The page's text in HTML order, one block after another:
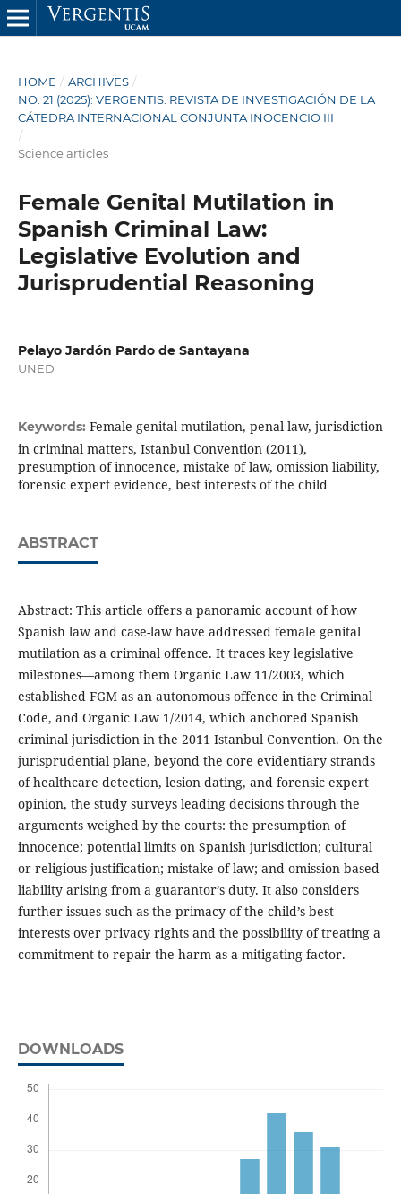
HOME / ARCHIVES /
NO. 21 (2025): VERGENTIS. REVISTA DE INVESTIGACIÓN DE LA
CÁTEDRA INTERNACIONAL CONJUNTA INOCENCIO III
/
Science articles
Female Genital Mutilation in
Spanish Criminal Law:
Legislative Evolution and
Jurisprudential Reasoning
Pelayo Jardón Pardo de Santayana
UNED
Keywords: Female genital mutilation, penal law, jurisdiction
in criminal matters, Istanbul Convention (2011),
presumption of innocence, mistake of law, omission liability,
forensic expert evidence, best interests of the child
ABSTRACT
Abstract: This article offers a panoramic account of how
Spanish law and case-law have addressed female genital
mutilation as a criminal offence. It traces key legislative
milestones—among them Organic Law 11/2003, which
established FGM as an autonomous offence in the Criminal
Code, and Organic Law 1/2014, which anchored Spanish
criminal jurisdiction in the 2011 Istanbul Convention. On the
jurisprudential plane, beyond the core evidentiary strands
of healthcare detection, lesion dating, and forensic expert
opinion, the study surveys leading decisions through the
arguments weighed by the courts: the presumption of
innocence; potential limits on Spanish jurisdiction; cultural
or religious justification; mistake of law; and omission-based
liability arising from a guarantor’s duty. It also considers
further issues such as the primacy of the child’s best
interests over privacy rights and the possibility of treating a
commitment to repair the harm as a mitigating factor.
DOWNLOADS